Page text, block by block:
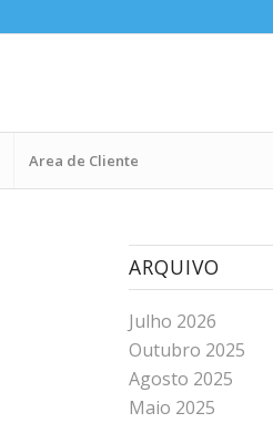
Area de Cliente
ARQUIVO
Julho 2026
Outubro 2025
Agosto 2025
Maio 2025